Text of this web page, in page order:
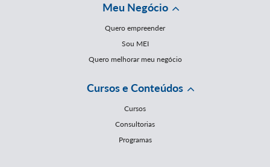
Meu Negócio
Quero empreender
Sou MEI
Quero melhorar meu negócio
Cursos e Conteúdos
Cursos
Consultorias
Programas